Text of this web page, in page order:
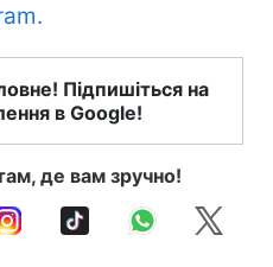
Підпишіться на
в Google!
де вам зручно!